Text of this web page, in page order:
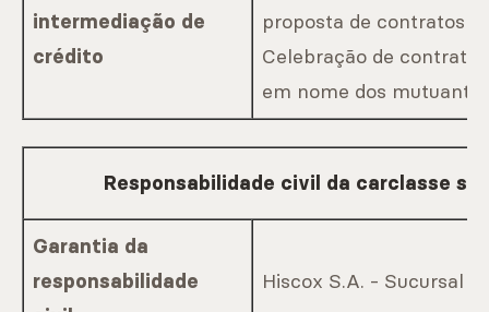
intermediação de
crédito
proposta de contratos
Celebração de
em nome dos
Responsabilidade civil da carclasse
Garantia da
responsabilidade
Hiscox S.A. - Sucursal